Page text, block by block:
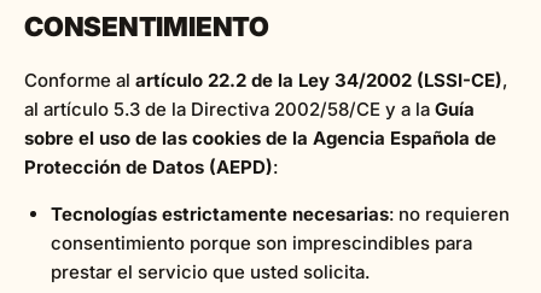
CONSENTIMIENTO
Conforme al artículo 22.2 de la Ley 34/2002 (LSSI-CE),
al artículo 5.3 de la Directiva 2002/58/CE y a la Guía
sobre el uso de las cookies de la Agencia Española de
Protección de Datos (AEPD):
Tecnologías estrictamente necesarias: no requieren
consentimiento porque son imprescindibles para
prestar el servicio que usted solicita.